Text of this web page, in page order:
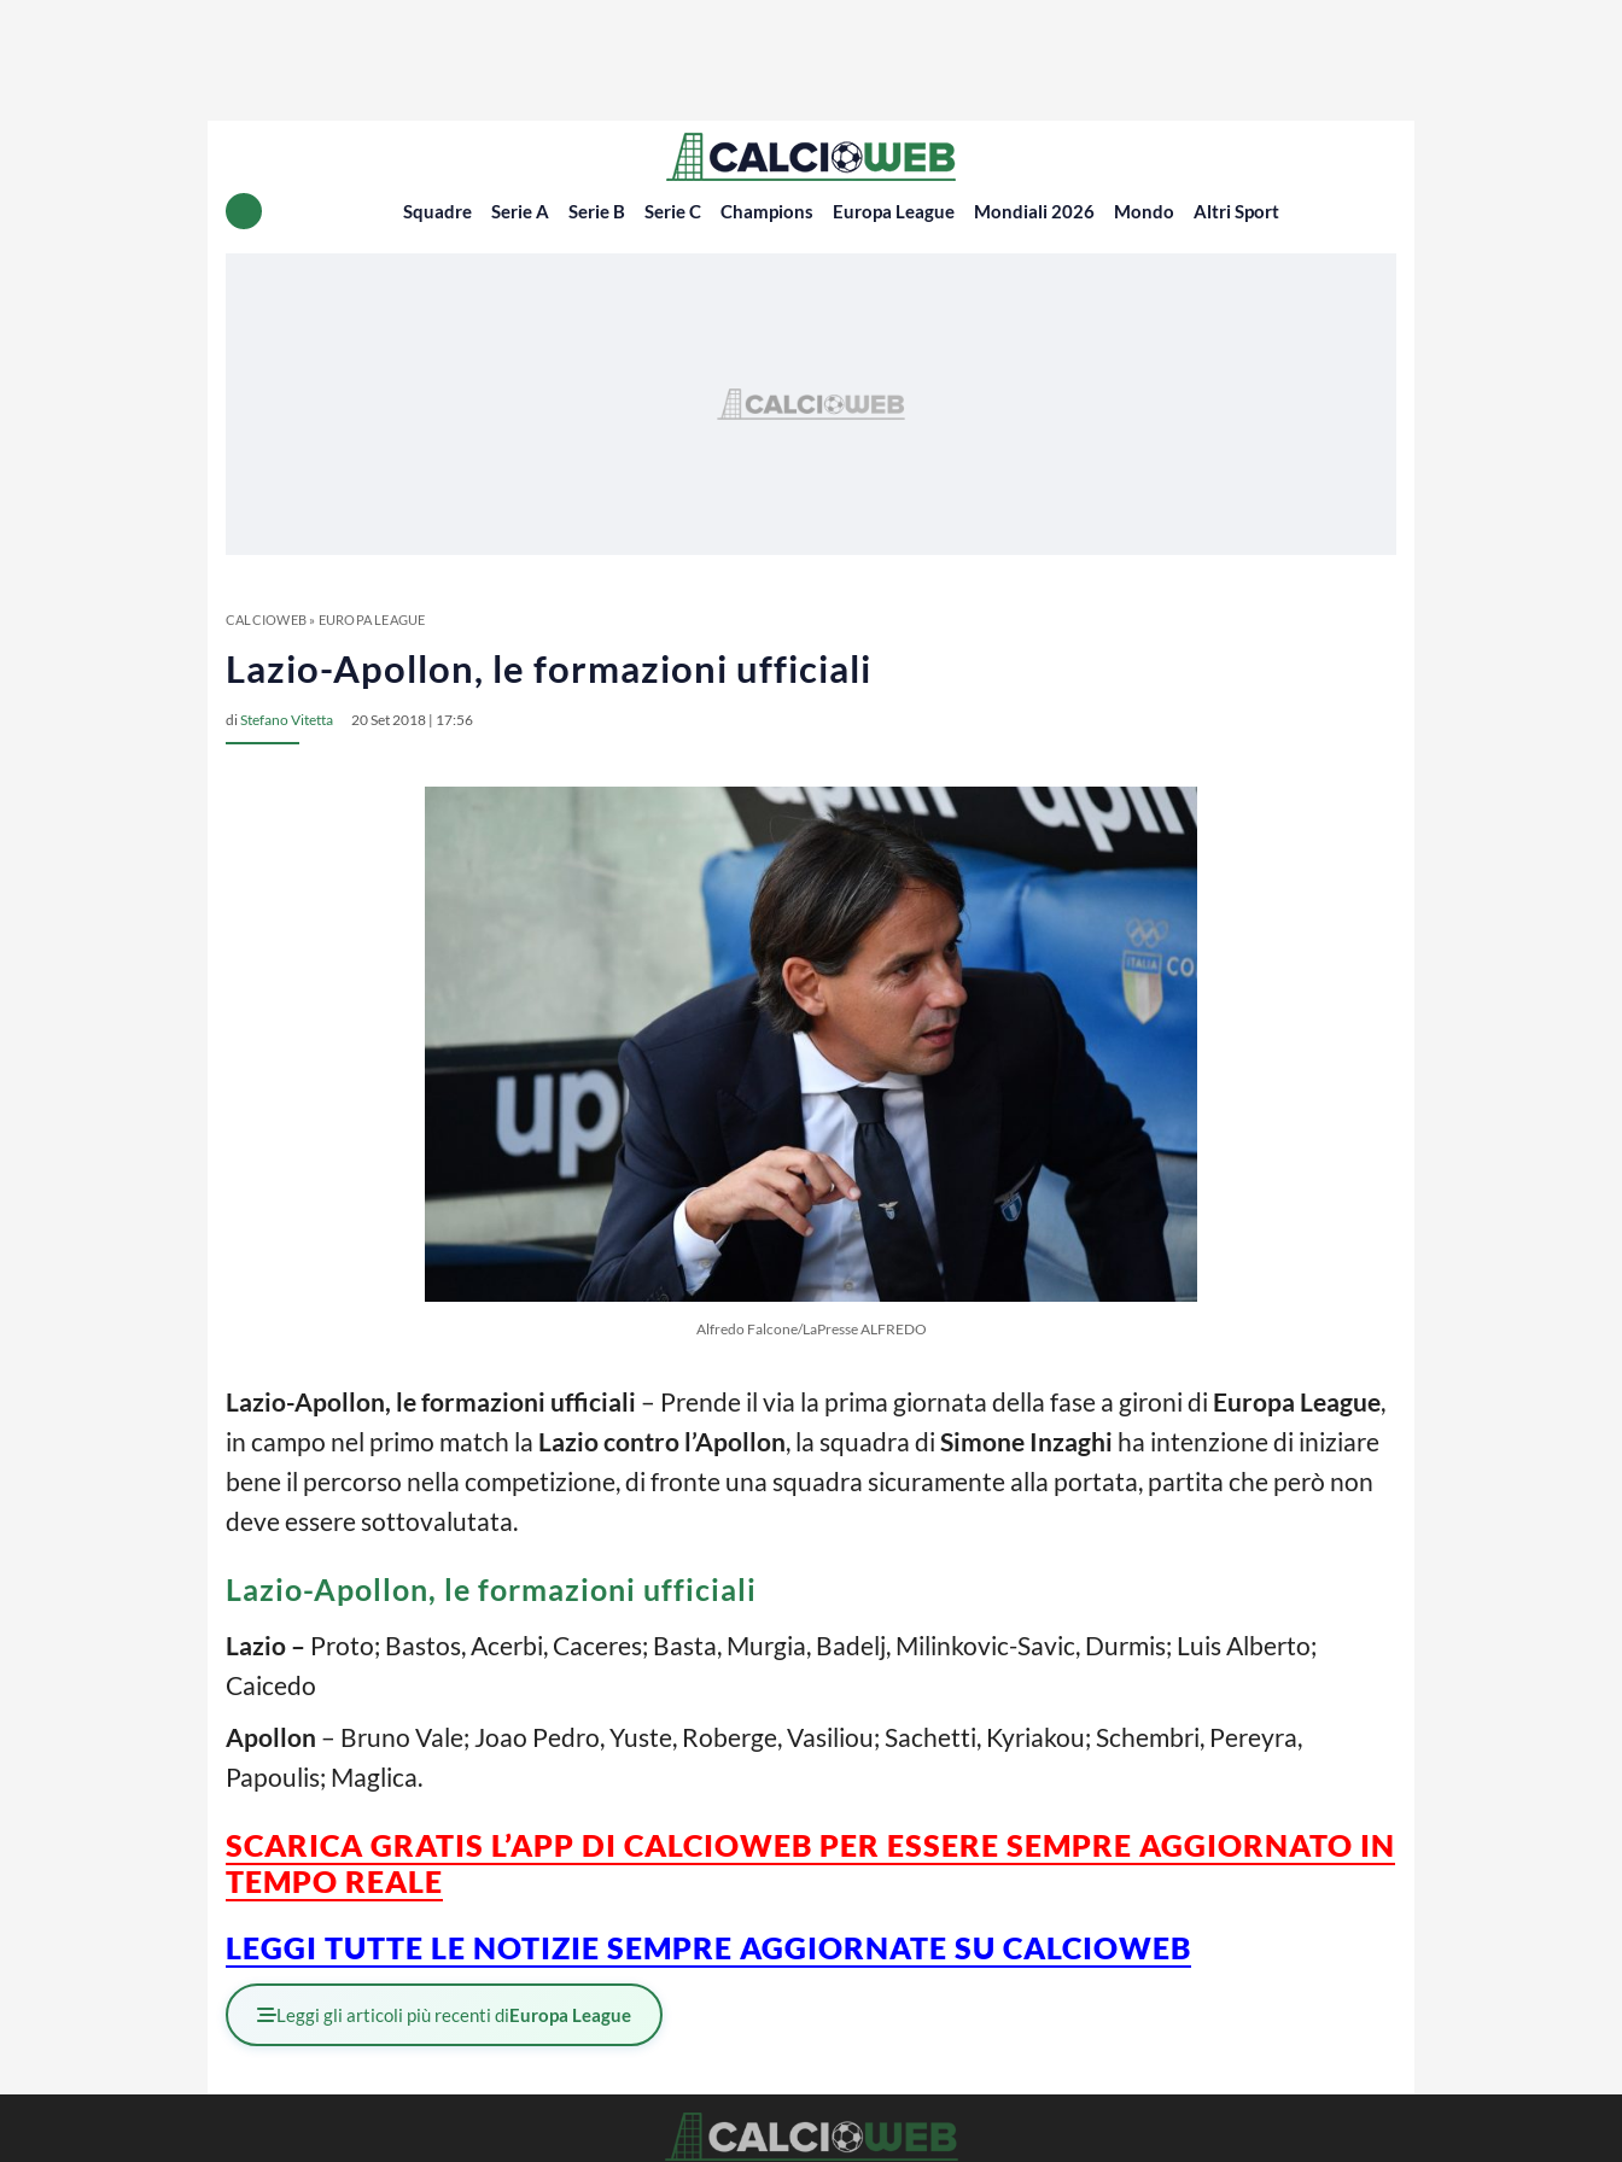
Squadre Serie A Serie B Serie C Champions Europa League Mondiali 2026 Mondo Altri Sport
CALCIOWEB» EUROPA LEAGUE
Lazio-Apollon, le formazioni ufficiali
diStefano Vitetta 20 Set 2018 | 17:56
Alfredo Falcone/LaPresse ALFREDO
Lazio-Apollon, le formazioni ufficiali – Prende il via la prima giornata della fase a gironi di Europa League,
in campo nel primo match la Lazio contro l’Apollon, la squadra di Simone Inzaghi ha intenzione di iniziare
bene il percorso nella competizione, di fronte una squadra sicuramente alla portata, partita che però non
deve essere sottovalutata.
Lazio-Apollon, le formazioni ufficiali
Lazio – Proto; Bastos, Acerbi, Caceres; Basta, Murgia, Badelj, Milinkovic-Savic, Durmis; Luis Alberto;
Caicedo
Apollon – Bruno Vale; Joao Pedro, Yuste, Roberge, Vasiliou; Sachetti, Kyriakou; Schembri, Pereyra,
Papoulis; Maglica.
SCARICA GRATIS L’APP DI CALCIOWEB PER ESSERE SEMPRE AGGIORNATO IN
TEMPO REALE
LEGGI TUTTE LE NOTIZIE SEMPRE AGGIORNATE SU CALCIOWEB
Leggi gli articoli più recenti diEuropa League